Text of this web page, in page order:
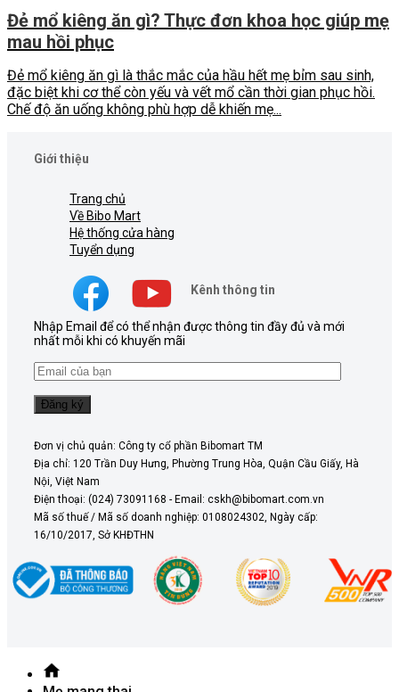
Đẻ mổ kiêng ăn gì? Thực đơn khoa học giúp mẹ
mau hồi phục
Đẻ mổ kiêng ăn gì là thắc mắc của hầu hết mẹ bỉm sau sinh,
đặc biệt khi cơ thể còn yếu và vết mổ cần thời gian phục hồi.
Chế độ ăn uống không phù hợp dễ khiến mẹ...
Giới thiệu
Trang chủ
Về Bibo Mart
Hệ thống cửa hàng
Tuyển dụng
Kênh thông tin
Nhập Email để có thể nhận được thông tin đầy đủ và mới
nhất mỗi khi có khuyến mãi
Đơn vị chủ quản: Công ty cổ phần Bibomart TM
Địa chỉ: 120 Trần Duy Hưng, Phường Trung Hòa, Quận Cầu Giấy, Hà
Nội, Việt Nam
Điện thoại: (024) 73091168 - Email: cskh@bibomart.com.vn
Mã số thuế / Mã số doanh nghiệp: 0108024302, Ngày cấp:
16/10/2017, Sở KHĐTHN